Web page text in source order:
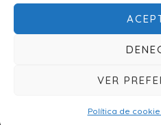
VER
Política de